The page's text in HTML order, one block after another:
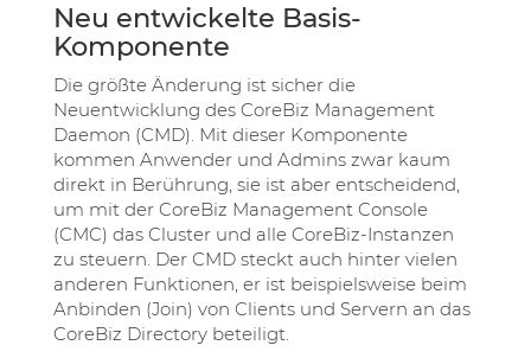
Neu entwickelte Basis-
Komponente
Die größte Änderung ist sicher die
Neuentwicklung des CoreBiz Management
Daemon (CMD). Mit dieser Komponente
kommen Anwender und Admins zwar kaum
direkt in Berührung, sie ist aber entscheidend,
um mit der CoreBiz Management Console
(CMC) das Cluster und alle CoreBiz-Instanzen
zu steuern. Der CMD steckt auch hinter vielen
anderen Funktionen, er ist beispielsweise beim
Anbinden (Join) von Clients und Servern an das
CoreBiz Directory beteiligt.